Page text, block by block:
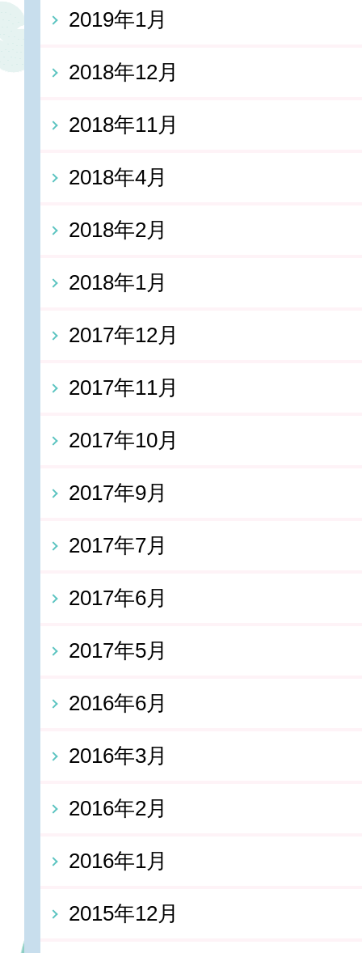
2019年1月
2018年12月
2018年11月
2018年4月
2018年2月
2018年1月
2017年12月
2017年11月
2017年10月
2017年9月
2017年7月
2017年6月
2017年5月
2016年6月
2016年3月
2016年2月
2016年1月
2015年12月